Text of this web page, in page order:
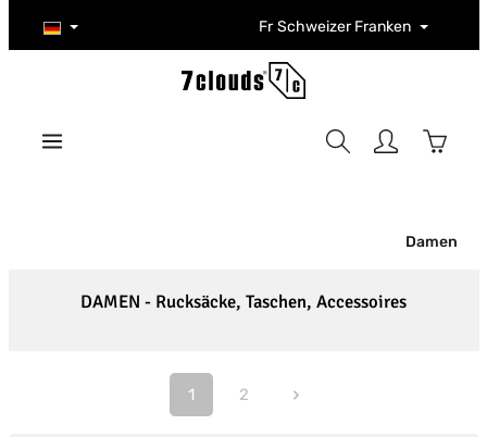
Zum Hauptinhalt springen Fr Schweizer Franken
Damen
DAMEN - Rucksäcke, Taschen, Accessoires
Seite
1
Seite
2